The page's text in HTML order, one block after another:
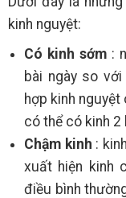
kinh nguyệt:
Có kinh sớm :
bài ngày so
hợp kinh
có thể có kinh 2
Chậm kinh :
xuất hiện kinh
điều bình